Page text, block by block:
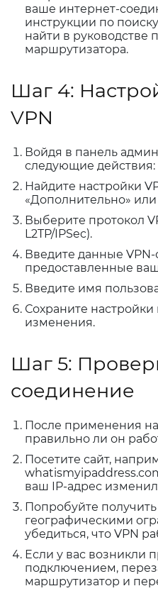
ваше интернет-
инструкции по
найти в руководстве
маршрутизатора.
Шаг 4:
VPN
Войдя в панель
следующие действия:
Найдите настройки
«Дополнительно» или
Выберите протокол
L2TP/IPSec).
Введите данные VPN-
предоставленные
Введите имя
Сохраните
изменения.
Шаг 5:
соединение
После применения
правильно ли он
Посетите сайт,
ваш IP-адрес
Попробуйте получить
географическими
убедиться, что VPN
Если у вас возникли
подключением,
маршрутизатор и